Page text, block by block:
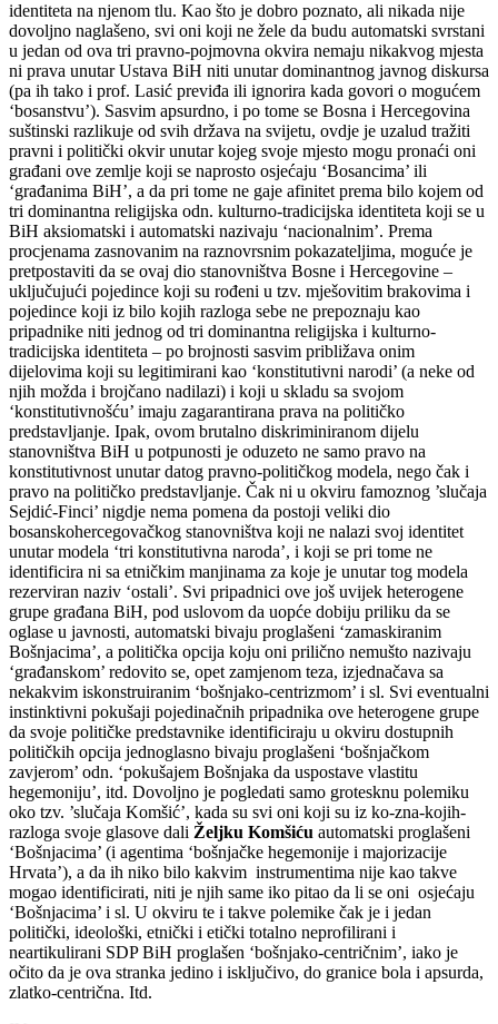
identiteta na njenom tlu. Kao što je dobro poznato, ali nikada nije
dovoljno naglašeno, svi oni koji ne žele da budu automatski svrstani
u jedan od ova tri pravno-pojmovna okvira nemaju nikakvog mjesta
ni prava unutar Ustava BiH niti unutar dominantnog javnog diskursa
(pa ih tako i prof. Lasić previđa ili ignorira kada govori o mogućem
‘bosanstvu’). Sasvim apsurdno, i po tome se Bosna i Hercegovina
suštinski razlikuje od svih država na svijetu, ovdje je uzalud tražiti
pravni i politički okvir unutar kojeg svoje mjesto mogu pronaći oni
građani ove zemlje koji se naprosto osjećaju ‘Bosancima’ ili
‘građanima BiH’, a da pri tome ne gaje afinitet prema bilo kojem od
tri dominantna religijska odn. kulturno-tradicijska identiteta koji se u
BiH aksiomatski i automatski nazivaju ‘nacionalnim’. Prema
procjenama zasnovanim na raznovrsnim pokazateljima, moguće je
pretpostaviti da se ovaj dio stanovništva Bosne i Hercegovine –
uključujući pojedince koji su rođeni u tzv. mješovitim brakovima i
pojedince koji iz bilo kojih razloga sebe ne prepoznaju kao
pripadnike niti jednog od tri dominantna religijska i kulturno-
tradicijska identiteta – po brojnosti sasvim približava onim
dijelovima koji su legitimirani kao ‘konstitutivni narodi’ (a neke od
njih možda i brojčano nadilazi) i koji u skladu sa svojom
‘konstitutivnošću’ imaju zagarantirana prava na političko
predstavljanje. Ipak, ovom brutalno diskriminiranom dijelu
stanovništva BiH u potpunosti je oduzeto ne samo pravo na
konstitutivnost unutar datog pravno-političkog modela, nego čak i
pravo na političko predstavljanje. Čak ni u okviru famoznog ’slučaja
Sejdić-Finci’ nigdje nema pomena da postoji veliki dio
bosanskohercegovačkog stanovništva koji ne nalazi svoj identitet
unutar modela ‘tri konstitutivna naroda’, i koji se pri tome ne
identificira ni sa etničkim manjinama za koje je unutar tog modela
rezerviran naziv ‘ostali’. Svi pripadnici ove još uvijek heterogene
grupe građana BiH, pod uslovom da uopće dobiju priliku da se
oglase u javnosti, automatski bivaju proglašeni ‘zamaskiranim
Bošnjacima’, a politička opcija koju oni prilično nemušto nazivaju
‘građanskom’ redovito se, opet zamjenom teza, izjednačava sa
nekakvim iskonstruiranim ‘bošnjako-centrizmom’ i sl. Svi eventualni
instinktivni pokušaji pojedinačnih pripadnika ove heterogene grupe
da svoje političke predstavnike identificiraju u okviru dostupnih
političkih opcija jednoglasno bivaju proglašeni ‘bošnjačkom
zavjerom’ odn. ‘pokušajem Bošnjaka da uspostave vlastitu
hegemoniju’, itd. Dovoljno je pogledati samo grotesknu polemiku
oko tzv. ’slučaja Komšić’, kada su svi oni koji su iz ko-zna-kojih-
razloga svoje glasove dali Željku Komšiću automatski proglašeni
‘Bošnjacima’ (i agentima ‘bošnjačke hegemonije i majorizacije
Hrvata’), a da ih niko bilo kakvim instrumentima nije kao takve
mogao identificirati, niti je njih same iko pitao da li se oni osjećaju
‘Bošnjacima’ i sl. U okviru te i takve polemike čak je i jedan
politički, ideološki, etnički i etički totalno neprofilirani i
neartikulirani SDP BiH proglašen ‘bošnjako-centričnim’, iako je
očito da je ova stranka jedino i isključivo, do granice bola i apsurda,
zlatko-centrična. Itd.